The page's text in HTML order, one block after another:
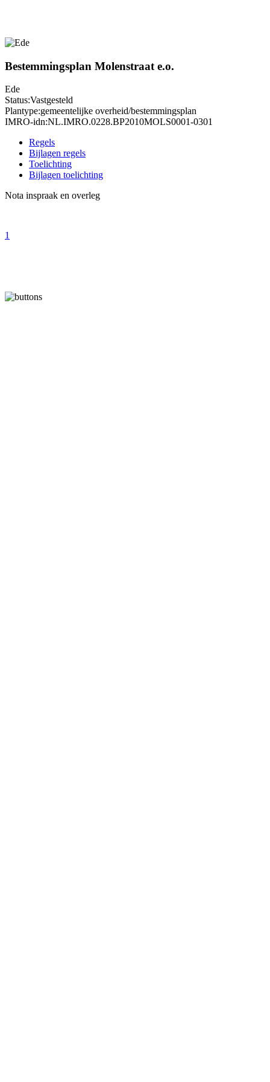
Bestemmingsplan Molenstraat e.o.
Ede
Status:Vastgesteld
Plantype:gemeentelijke overheid/bestemmingsplan
IMRO-idn:NL.IMRO.0228.BP2010MOLS0001-0301
Regels
Bijlagen regels
Toelichting
Bijlagen toelichting
Nota inspraak en overleg
1